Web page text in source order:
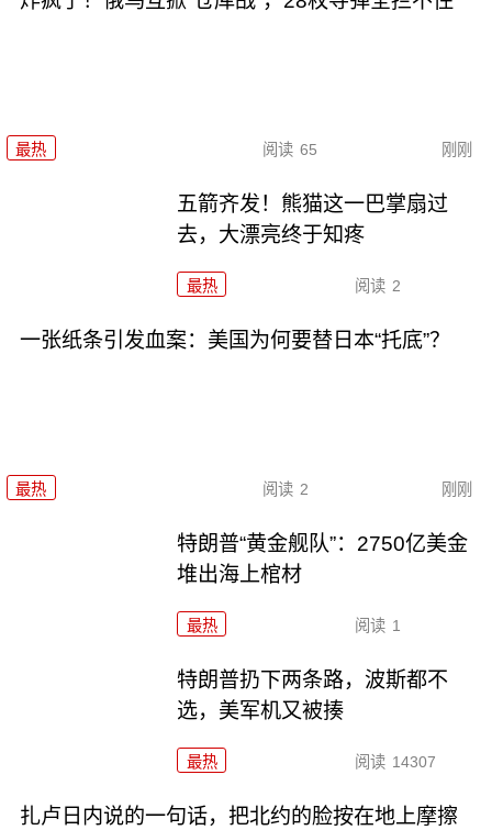
最热 阅读 65 刚刚
五箭齐发！熊猫这一巴掌扇过
去，大漂亮终于知疼
最热 阅读 2
一张纸条引发血案：美国为何要替日本“托底”？
最热 阅读 2 刚刚
特朗普“黄金舰队”：2750亿美金
堆出海上棺材
最热 阅读 1
特朗普扔下两条路，波斯都不
选，美军机又被揍
最热 阅读 14307
扎卢日内说的一句话，把北约的脸按在地上摩擦